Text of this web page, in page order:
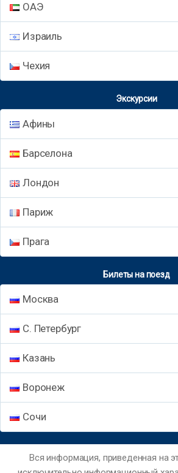
ОАЭ
Израиль
Чехия
Экскурсии
Афины
Барселона
Лондон
Париж
Прага
Билеты на поезд
Москва
С. Петербург
Казань
Воронеж
Сочи
Вся информация, приведенная на